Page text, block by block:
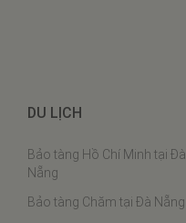
DU LỊCH
Bảo tàng Hồ Chí Minh tại Đà
Nẵng
Bảo tàng Chăm tại Đà Nẵng